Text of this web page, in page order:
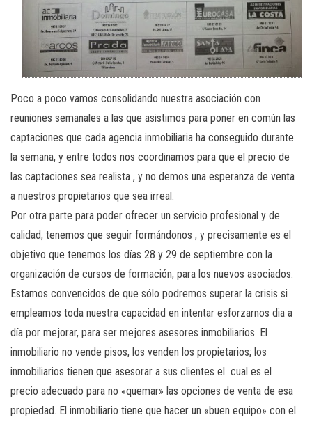
Poco a poco vamos consolidando nuestra asociación con
reuniones semanales a las que asistimos para poner en común las
captaciones que cada agencia inmobiliaria ha conseguido durante
la semana, y entre todos nos coordinamos para que el precio de
las captaciones sea realista , y no demos una esperanza de venta
a nuestros propietarios que sea irreal.
Por otra parte para poder ofrecer un servicio profesional y de
calidad, tenemos que seguir formándonos , y precisamente es el
objetivo que tenemos los días 28 y 29 de septiembre con la
organización de cursos de formación, para los nuevos asociados.
Estamos convencidos de que sólo podremos superar la crisis si
empleamos toda nuestra capacidad en intentar esforzarnos dia a
día por mejorar, para ser mejores asesores inmobiliarios. El
inmobiliario no vende pisos, los venden los propietarios; los
inmobiliarios tienen que asesorar a sus clientes el cual es el
precio adecuado para no «quemar» las opciones de venta de esa
propiedad. El inmobiliario tiene que hacer un «buen equipo» con el